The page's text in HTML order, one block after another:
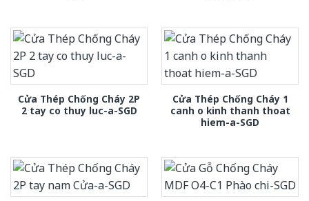
Cửa Thép Chống Cháy 2P
2 tay co thuy luc-a-SGD
Cửa Thép Chống Cháy 1
canh o kinh thanh thoat
hiem-a-SGD